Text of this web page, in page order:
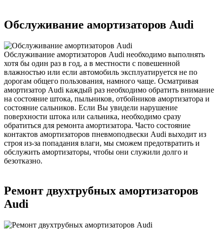
Обслуживание амортизаторов Audi
Обслуживание амортизаторов Audi необходимо выполнять
хотя бы один раз в год, а в местности с повешенной
влажностью или если автомобиль эксплуатируется не по
дорогам общего пользования, намного чаще. Осматривая
амортизатор Audi каждый раз необходимо обратить внимание
на состояние штока, пыльников, отбойников амортизатора и
состояние сальников. Если Вы увидели нарушение
поверхности штока или сальника, необходимо сразу
обратиться для ремонта амортизатора. Часто состояние
контактов амортизаторов пневмоподвески Audi выходит из
строя из-за попадания влаги, мы сможем предотвратить и
обслужить амортизаторы, чтобы они служили долго и
безотказно.
Ремонт двухтрубных амортизаторов
Audi